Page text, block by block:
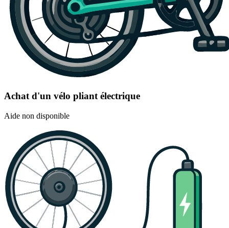
Achat d'un vélo pliant électrique
Aide non disponible